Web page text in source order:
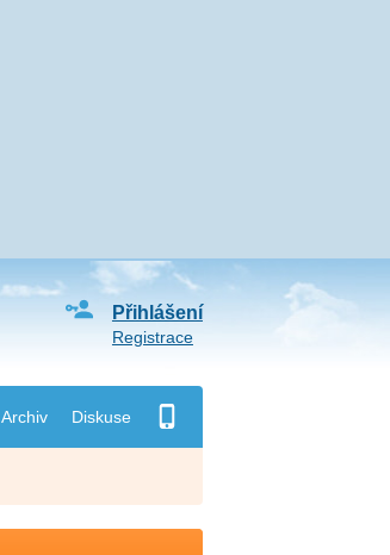
Archiv Diskuse
Přihlášení
Registrace